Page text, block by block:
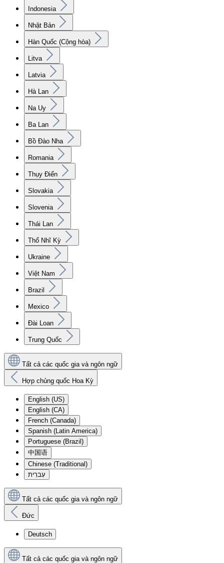
Indonesia
Nhật Bản
Hàn Quốc (Cộng hòa)
Litva
Latvia
Hà Lan
Na Uy
Ba Lan
Bồ Đào Nha
Romania
Thụy Điển
Slovakia
Slovenia
Thái Lan
Thổ Nhĩ Kỳ
Ukraine
Việt Nam
Brazil
Mexico
Đài Loan
Trung Quốc
Tất cả các quốc gia và ngôn ngữ
Hợp chủng quốc Hoa Kỳ
English (US)
English (CA)
French (Canada)
Spanish (Latin America)
Portuguese (Brazil)
中国语
Chinese (Traditional)
עִברִית
Tất cả các quốc gia và ngôn ngữ
Đức
Deutsch
Tất cả các quốc gia và ngôn ngữ